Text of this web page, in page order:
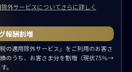
外サービスについてさらに詳しく
報酬割増
の適用除外サービス」をご利用のお客さ
のうち、お客さま分を割増（現状75％→
。